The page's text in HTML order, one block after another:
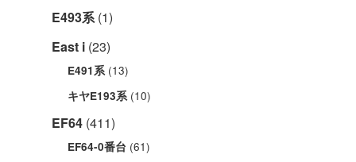
E493系(1)
East i (23)
E491系 (13)
キヤE193系 (10)
EF64 (411)
EF64-0番台 (61)